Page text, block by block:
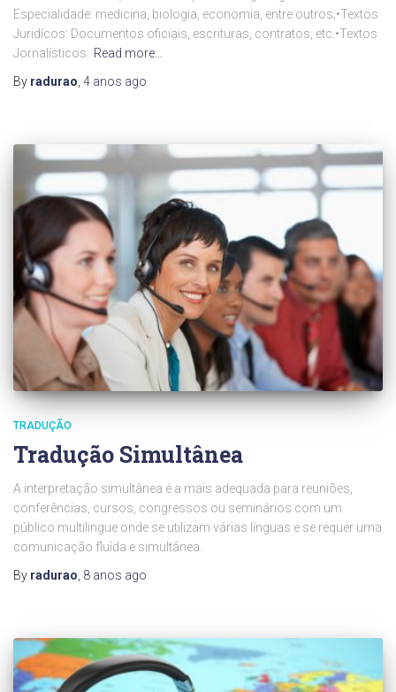
Especialidade: medicina, biologia, economia, entre outros;•Textos
Juridícos: Documentos oficiais, escrituras, contratos, etc.•Textos
Jornalísticos: Read more…
By radurao 4 anos ago
TRADUÇÃO
Tradução Simultânea
A interpretação simultânea é a mais adequada para reuniões,
conferências, cursos, congressos ou seminários com um
público multilingue onde se utilizam várias línguas e se requer uma
comunicação fluída e simultânea.
By radurao 8 anos ago